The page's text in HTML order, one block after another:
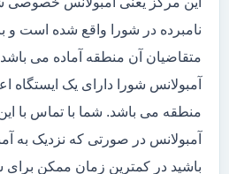
نامبرده در شورا واقع شده است و
متقاضیان آن منطقه آماده می
آمبولانس شورا دارای یک ایستگاه
منطقه می باشد. شما با تماس با
آمبولانس در صورتی که نزدیک به
باشید در کمترین زمان ممکن برای